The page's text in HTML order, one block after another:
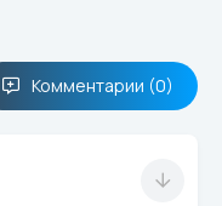
Комментарии (0)